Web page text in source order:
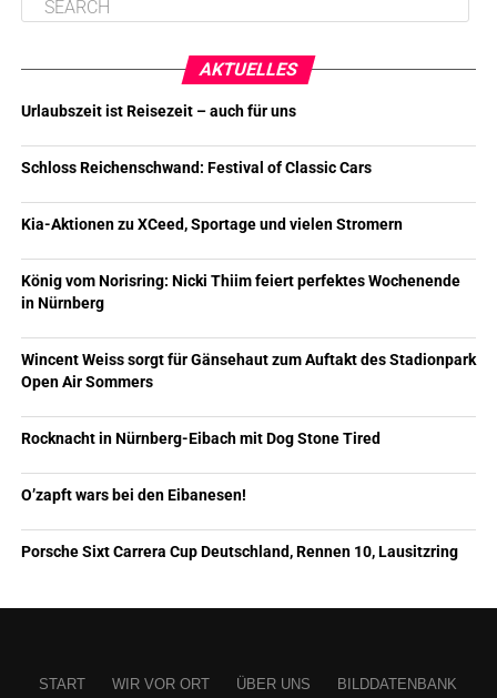
AKTUELLES
Urlaubszeit ist Reisezeit – auch für uns
Schloss Reichenschwand: Festival of Classic Cars
Kia-Aktionen zu XCeed, Sportage und vielen Stromern
König vom Norisring: Nicki Thiim feiert perfektes Wochenende
in Nürnberg
Wincent Weiss sorgt für Gänsehaut zum Auftakt des Stadionpark
Open Air Sommers
Rocknacht in Nürnberg-Eibach mit Dog Stone Tired
O’zapft wars bei den Eibanesen!
Porsche Sixt Carrera Cup Deutschland, Rennen 10, Lausitzring
START WIR VOR ORT ÜBER UNS BILDDATENBANK